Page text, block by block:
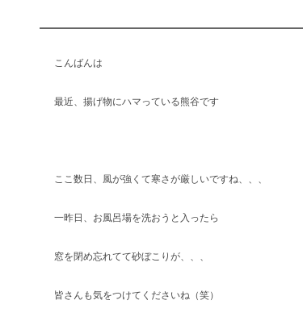
こんばんは
最近、揚げ物にハマっている熊谷です
ここ数日、風が強くて寒さが厳しいですね、、、
一昨日、お風呂場を洗おうと入ったら
窓を閉め忘れてて砂ぼこりが、、、
皆さんも気をつけてくださいね（笑）